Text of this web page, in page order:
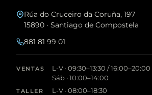
Rúa do Cruceiro da Coruña, 197
15890 · Santiago de Compostela
881 81 99 01
VENTAS
L-V · 09:30–13:30 / 16:00–20:00
Sáb · 10:00–14:00
TALLER L-V · 08:00–18:30